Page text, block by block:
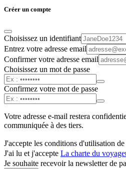
Créer un compte
Choisissez un identifiant
Entrez votre adresse email
Confirmer votre adresse email
Choisissez un mot de passe
Confirmez votre mot de passe
Votre adresse e-mail restera
communiquée à des tiers.
J'accepte les conditions d'utilisation
J'ai lu et j'accepte La charte du
Je souhaite recevoir la newsletter de